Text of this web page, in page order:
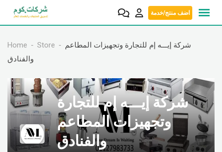
اضف منتج/خدمة
Home Store
شركة إيـــه إم للتجارة وتجهيزات المطاعم
والفنادق
شركة إيـــه إم للتجارة
وتجهيزات المطاعم
والفنادق